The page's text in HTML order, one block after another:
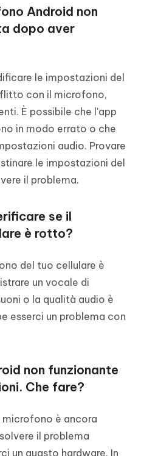
Android non
dopo aver
le impostazioni del
con il microfono,
È possibile che l'app
in modo errato o che
audio. Provare
le impostazioni del
il problema.
se il
è rotto?
del tuo cellulare è
un vocale di
o la qualità audio è
esserci un problema con
non funzionante
Che fare?
è ancora
il problema
un guasto hardware. In